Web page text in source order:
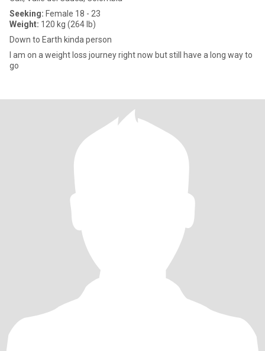
Seeking: Female 18 - 23
Weight: 120 kg (264 lb)
Down to Earth kinda person
I am on a weight loss journey right now but still have a long way to
go